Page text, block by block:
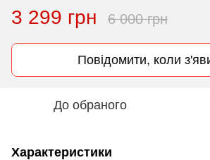
3 299 грн 6 000 грн
Повідомити, коли
До обраного
Характеристики